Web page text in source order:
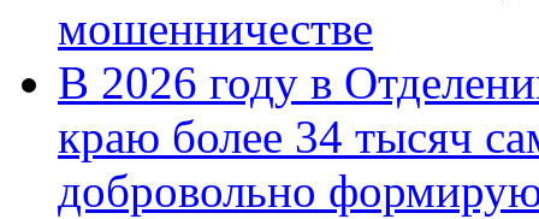
мошенничестве
В 2026 году в
краю более 34 тысяч
добровольно